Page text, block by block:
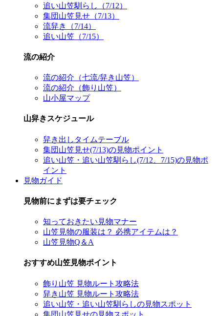
追い山笠馴らし（7/12）
集団山笠見せ（7/13）
流舁き（7/14）
追い山笠（7/15）
流の紹介
流の紹介（七流/舁き山笠）
流の紹介（飾り山笠）
山小屋マップ
山舁きスケジュール
舁き出しタイムテーブル
集団山笠見せ(7/13)の見物ポイント
追い山笠・追い山笠馴らし(7/12、7/15)の見物ポ
イント
見物ガイド
見物前にまずは要チェック
知っておきたい見物マナー
山笠見物の服装は？ 必携アイテムは？
山笠見物Q＆A
おすすめ山笠見物ポイント
飾り山笠 見物ルート攻略法
舁き山笠 見物ルート攻略法
追い山笠・追い山笠馴らしの見物スポット
集団山笠見せの見物スポット